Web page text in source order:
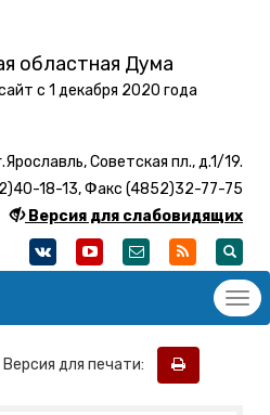
областная Дума
с 1 декабря 2020 года
Советская пл., д.1/19.
18-13, Факс (4852)32-77-75
Версия для слабовидящих
Версия для печати: